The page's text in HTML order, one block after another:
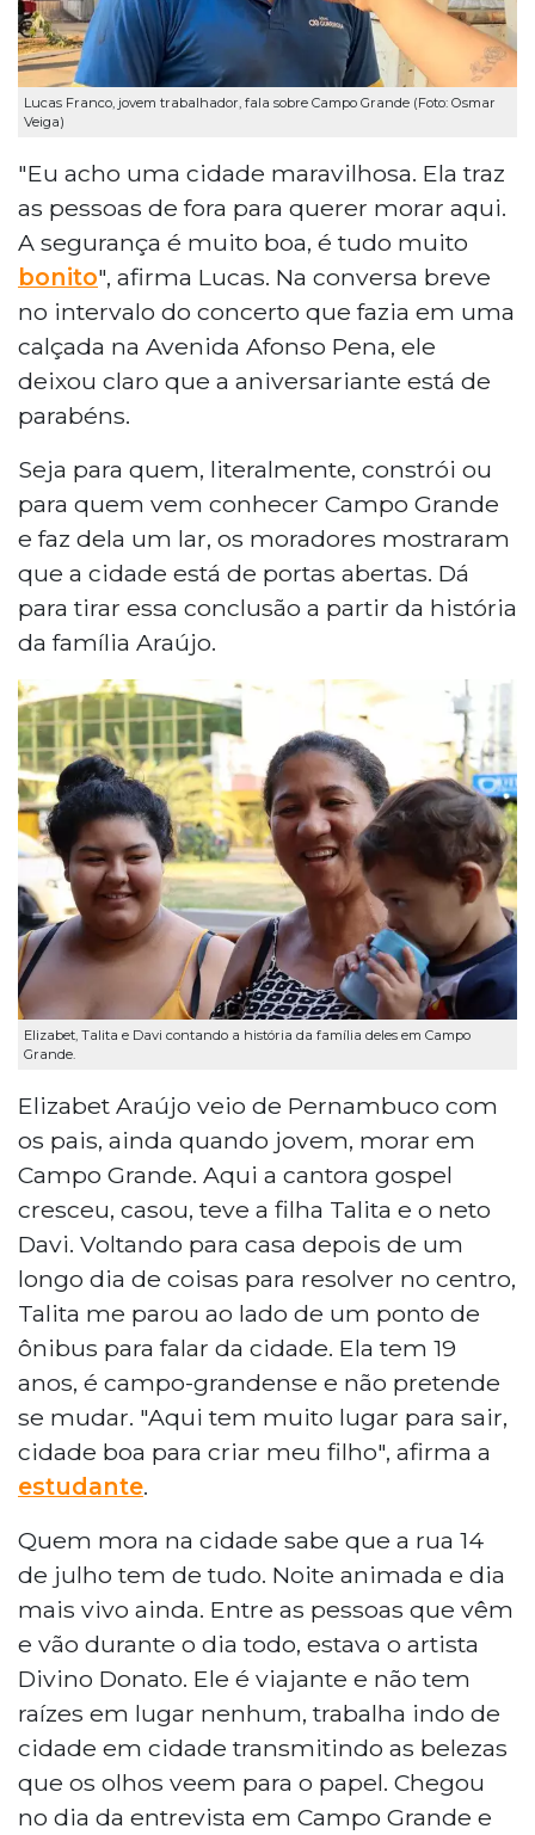
Lucas Franco, jovem trabalhador, fala sobre Campo Grande (Foto: Osmar
Veiga)
"Eu acho uma cidade maravilhosa. Ela traz
as pessoas de fora para querer morar aqui.
A segurança é muito boa, é tudo muito
bonito", afirma Lucas. Na conversa breve
no intervalo do concerto que fazia em uma
calçada na Avenida Afonso Pena, ele
deixou claro que a aniversariante está de
parabéns.
Seja para quem, literalmente, constrói ou
para quem vem conhecer Campo Grande
e faz dela um lar, os moradores mostraram
que a cidade está de portas abertas. Dá
para tirar essa conclusão a partir da história
da família Araújo.
Elizabet, Talita e Davi contando a história da família deles em Campo
Grande.
Elizabet Araújo veio de Pernambuco com
os pais, ainda quando jovem, morar em
Campo Grande. Aqui a cantora gospel
cresceu, casou, teve a filha Talita e o neto
Davi. Voltando para casa depois de um
longo dia de coisas para resolver no centro,
Talita me parou ao lado de um ponto de
ônibus para falar da cidade. Ela tem 19
anos, é campo-grandense e não pretende
se mudar. "Aqui tem muito lugar para sair,
cidade boa para criar meu filho", afirma a
estudante.
Quem mora na cidade sabe que a rua 14
de julho tem de tudo. Noite animada e dia
mais vivo ainda. Entre as pessoas que vêm
e vão durante o dia todo, estava o artista
Divino Donato. Ele é viajante e não tem
raízes em lugar nenhum, trabalha indo de
cidade em cidade transmitindo as belezas
que os olhos veem para o papel. Chegou
no dia da entrevista em Campo Grande e